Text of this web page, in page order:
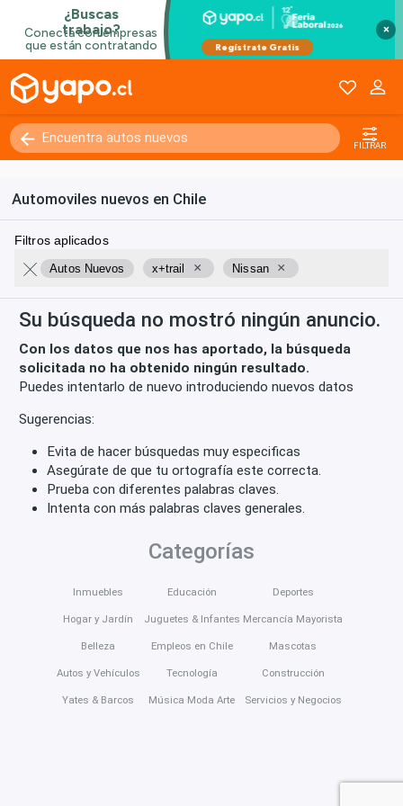
×
FILTRAR
Automoviles nuevos en Chile
Filtros aplicados
Autos Nuevos x+trail × Nissan ×
Su búsqueda no mostró ningún anuncio.
Con los datos que nos has aportado, la búsqueda
solicitada no ha obtenido ningún resultado.
Puedes intentarlo de nuevo introduciendo nuevos datos
Sugerencias:
Evita de hacer búsquedas muy especificas
Asegúrate de que tu ortografía este correcta.
Prueba con diferentes palabras claves.
Intenta con más palabras claves generales.
Categorías
Inmuebles
Hogar y Jardín
Belleza
Autos y Vehículos
Yates & Barcos
Educación
Juguetes & Infantes
Empleos en Chile
Tecnología
Música Moda Arte
Deportes
Mercancía Mayorista
Mascotas
Construcción
Servicios y Negocios
Kilómetros 0 - 250000+